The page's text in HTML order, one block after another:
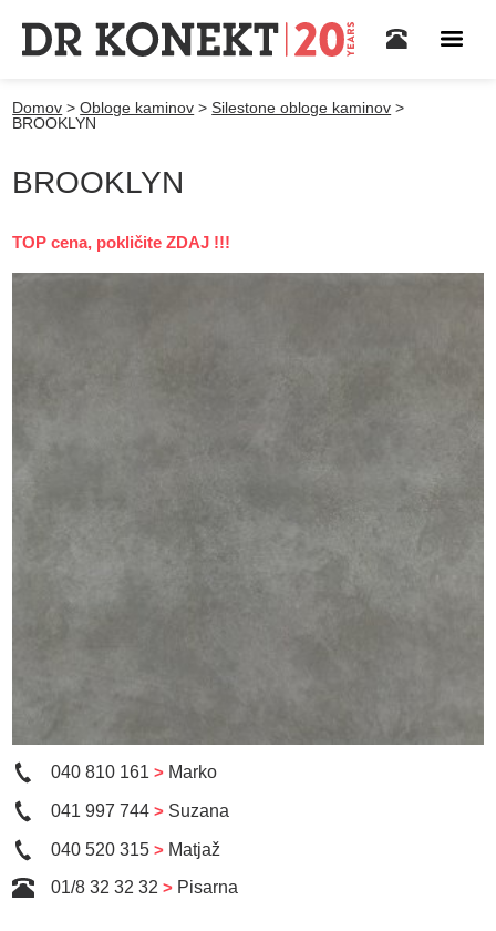
Domov >Obloge kaminov >Silestone obloge kaminov >
BROOKLYN
BROOKLYN
TOP cena, pokličite ZDAJ !!!
040 810 161> Marko
041 997 744> Suzana
040 520 315> Matjaž
01/8 32 32 32> Pisarna